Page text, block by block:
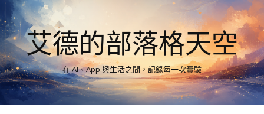
艾德的部落格天空
在 AI、App 與生活之間，記錄每一次實驗